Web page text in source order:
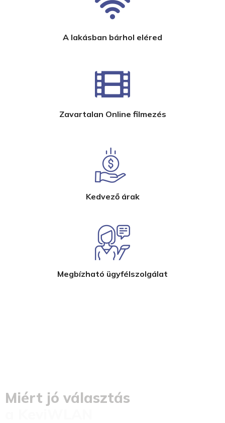
A lakásban bárhol eléred
Zavartalan Online filmezés
Kedvező árak
Megbízható ügyfélszolgálat
Miért jó választás